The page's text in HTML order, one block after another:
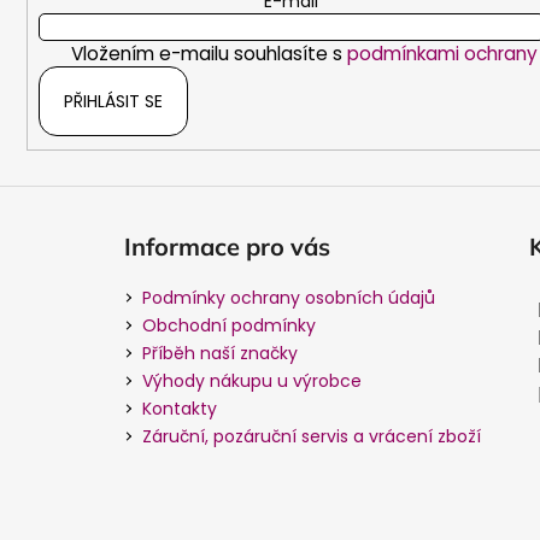
Vložením e-mailu souhlasíte spodmínkami
PŘIHLÁSIT SE
Informace pro vás
Podmínky ochrany osobních údajů
Obchodní podmínky
Příběh naší značky
Výhody nákupu u výrobce
Kontakty
Záruční, pozáruční servis a vrácení zboží